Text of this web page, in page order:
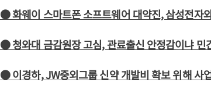
● 화웨이 스마트폰 소프트웨어 대약진, 삼성전자
● 청와대 금감원장 고심, 관료출신 안정감이냐 민
● 이경하, JW중외그룹 신약 개발비 확보 위해 사